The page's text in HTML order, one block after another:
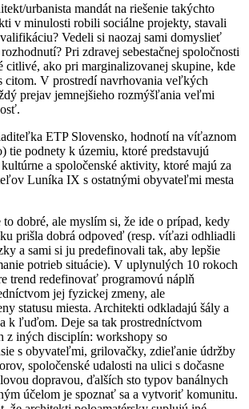
urbanista mandát na riešenie takýchto
v minulosti robili sociálne projekty, stavali
Vedeli si naozaj sami domyslieť
Pri zdravej sebestačnej spoločnosti
citlivé, ako pri marginalizovanej skupine, kde
citom. V prostredí navrhovania veľkých
prejav jemnejšieho rozmýšľania veľmi
ETP Slovensko, hodnotí na víťaznom
tie podnety k územiu, ktoré predstavujú
a spoločenské aktivity, ktoré majú za
Luníka IX s ostatnými obyvateľmi mesta
dobré, ale myslím si, že ide o prípad, kedy
prišla dobrá odpoveď (resp. víťazi odhliadli
a sami si ju predefinovali tak, aby lepšie
potrieb situácie). V uplynulých 10 rokoch
trend redefinovať programovú náplň
jej fyzickej zmeny, ale
statusu miesta. Architekti odkladajú šály a
k ľuďom. Deje sa tak prostredníctvom
z iných disciplín: workshopy so
s obyvateľmi, grilovačky, zdieľanie údržby
spoločenské udalosti na ulici s dočasne
dopravou, ďalších sto typov banálnych
účelom je spoznať sa a vytvoriť komunitu.